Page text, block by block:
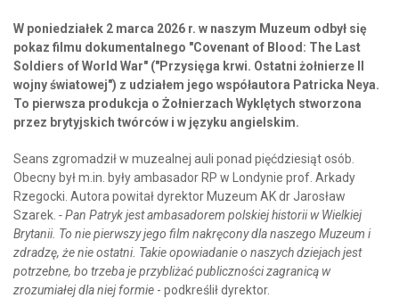
W poniedziałek 2 marca 2026 r. w naszym Muzeum odbył się
pokaz filmu dokumentalnego "Covenant of Blood: The Last
Soldiers of World War" ("Przysięga krwi. Ostatni żołnierze II
wojny światowej") z udziałem jego współautora Patricka Neya.
To pierwsza produkcja o Żołnierzach Wyklętych stworzona
przez brytyjskich twórców i w języku angielskim.
Seans zgromadził w muzealnej auli ponad pięćdziesiąt osób.
Obecny był m.in. były ambasador RP w Londynie prof. Arkady
Rzegocki. Autora powitał dyrektor Muzeum AK dr Jarosław
Szarek. - Pan Patryk jest ambasadorem polskiej historii w Wielkiej
Brytanii. To nie pierwszy jego film nakręcony dla naszego Muzeum i
zdradzę, że nie ostatni. Takie opowiadanie o naszych dziejach jest
potrzebne, bo trzeba je przybliżać publiczności zagranicą w
zrozumiałej dla niej formie - podkreślił dyrektor.